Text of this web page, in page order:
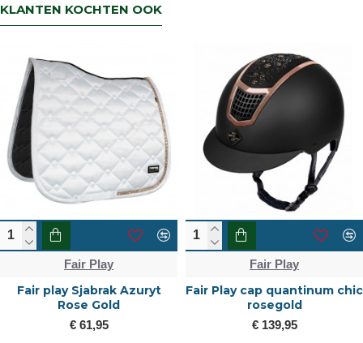
KLANTEN KOCHTEN OOK
Fair Play
cap quantinum chic
rosegold
€ 139,95
Fair Play
Fair Play ceramic sjabrak
Quartz
€ 53,00